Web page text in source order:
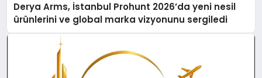
Derya Arms, İstanbul Prohunt 2026’da yeni nesil
ürünlerini ve global marka vizyonunu sergiledi